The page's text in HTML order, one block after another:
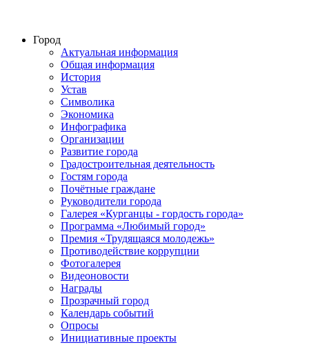
Город
Актуальная информация
Общая информация
История
Устав
Символика
Экономика
Инфографика
Организации
Развитие города
Градостроительная деятельность
Гостям города
Почётные граждане
Руководители города
Галерея «Курганцы - гордость города»
Программа «Любимый город»
Премия «Трудящаяся молодежь»
Противодействие коррупции
Фотогалерея
Видеоновости
Награды
Прозрачный город
Календарь событий
Опросы
Инициативные проекты